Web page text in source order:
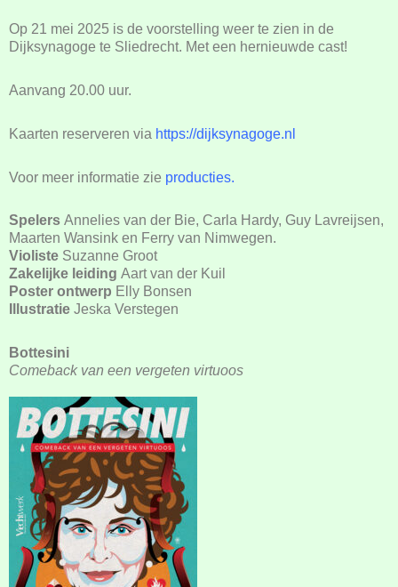
Op 21 mei 2025 is de voorstelling weer te zien in de
Dijksynagoge te Sliedrecht. Met een hernieuwde cast!
Aanvang 20.00 uur.
Kaarten reserveren via https://dijksynagoge.nl
Voor meer informatie zie producties
Spelers Annelies van der Bie, Carla Hardy, Guy Lavreijsen,
Maarten Wansink en Ferry van Nimwegen.
Violiste Suzanne Groot
Zakelijke leiding Aart van der Kuil
Poster ontwerp Elly Bonsen
Illustratie Jeska Verstegen
Bottesini
Comeback van een vergeten virtuoos